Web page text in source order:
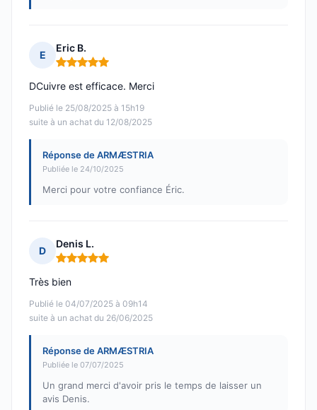
E
Eric B.
Note : 5 sur 5
Publié le 25/08/2025 à 15h19
suite à un achat du 12/08/2025
DCuivre est efficace. Merci
Réponse de ARMÆSTRIA
Publiée le 24/10/2025
Merci pour votre confiance Éric.
D
Denis L.
Note : 5 sur 5
Publié le 04/07/2025 à 09h14
suite à un achat du 26/06/2025
Très bien
Réponse de ARMÆSTRIA
Publiée le 07/07/2025
Un grand merci d'avoir pris le temps de laisser un
avis Denis.